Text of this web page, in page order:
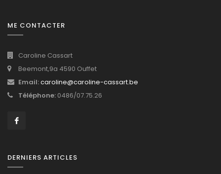
ME CONTACTER
Caroline Cassart
Beemont,9a 4590 Ouffet
Email:caroline@caroline-cassart.be
Téléphone: 0486/07.75.26
DERNIERS ARTICLES